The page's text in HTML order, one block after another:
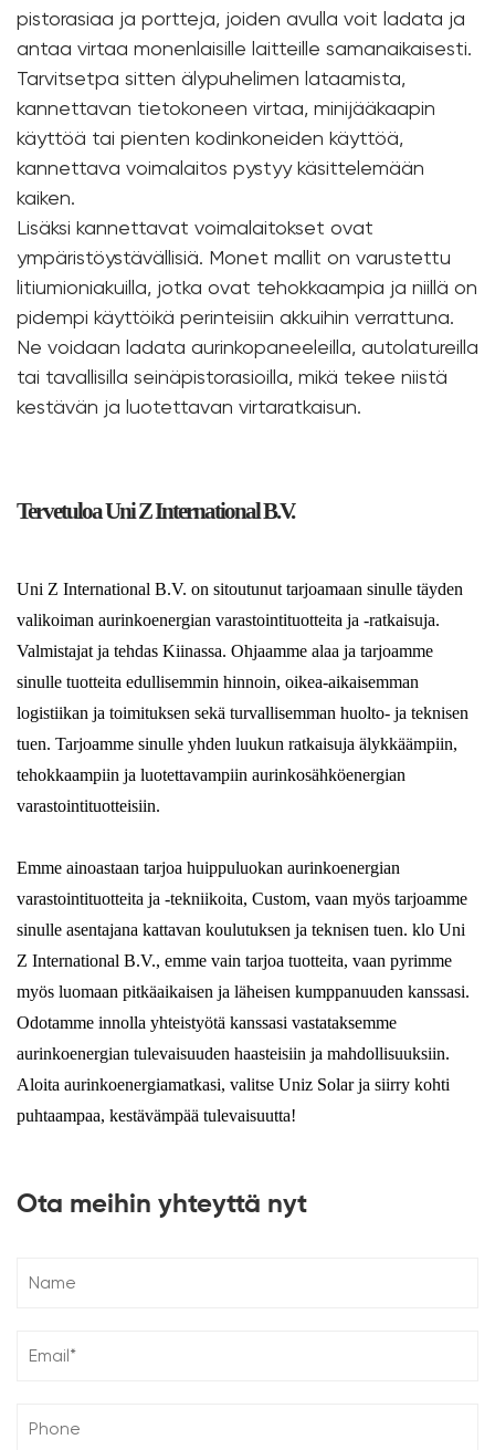
pistorasiaa ja portteja, joiden avulla voit ladata ja
antaa virtaa monenlaisille laitteille samanaikaisesti.
Tarvitsetpa sitten älypuhelimen lataamista,
kannettavan tietokoneen virtaa, minijääkaapin
käyttöä tai pienten kodinkoneiden käyttöä,
kannettava voimalaitos pystyy käsittelemään
kaiken.
Lisäksi kannettavat voimalaitokset ovat
ympäristöystävällisiä. Monet mallit on varustettu
litiumioniakuilla, jotka ovat tehokkaampia ja niillä on
pidempi käyttöikä perinteisiin akkuihin verrattuna.
Ne voidaan ladata aurinkopaneeleilla, autolatureilla
tai tavallisilla seinäpistorasioilla, mikä tekee niistä
kestävän ja luotettavan virtaratkaisun.
Tervetuloa Uni Z International B.V.
Uni Z International B.V. on sitoutunut tarjoamaan sinulle täyden
valikoiman aurinkoenergian varastointituotteita ja -ratkaisuja.
Valmistajat ja tehdas Kiinassa. Ohjaamme alaa ja tarjoamme
sinulle tuotteita edullisemmin hinnoin, oikea-aikaisemman
logistiikan ja toimituksen sekä turvallisemman huolto- ja teknisen
tuen. Tarjoamme sinulle yhden luukun ratkaisuja älykkäämpiin,
tehokkaampiin ja luotettavampiin aurinkosähköenergian
varastointituotteisiin.
Emme ainoastaan ​​tarjoa huippuluokan aurinkoenergian
varastointituotteita ja -tekniikoita, Custom, vaan myös tarjoamme
sinulle asentajana kattavan koulutuksen ja teknisen tuen. klo Uni
Z International B.V., emme vain tarjoa tuotteita, vaan pyrimme
myös luomaan pitkäaikaisen ja läheisen kumppanuuden kanssasi.
Odotamme innolla yhteistyötä kanssasi vastataksemme
aurinkoenergian tulevaisuuden haasteisiin ja mahdollisuuksiin.
Aloita aurinkoenergiamatkasi, valitse Uniz Solar ja siirry kohti
puhtaampaa, kestävämpää tulevaisuutta!
Ota meihin yhteyttä nyt